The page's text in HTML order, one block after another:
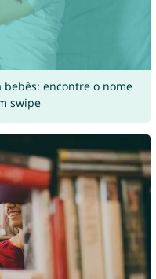
encontre o nome
swipe